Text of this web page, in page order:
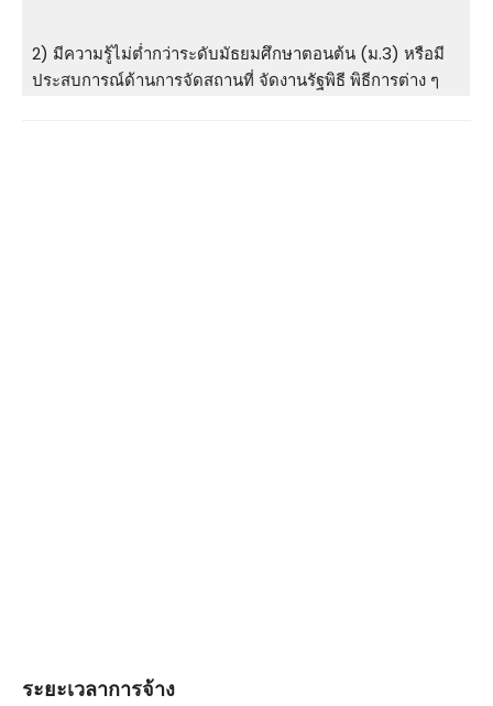
2) มีความรู้ไม่ต่ำกว่าระดับมัธยมศึกษาตอนต้น (ม.3) หรือมี
ประสบการณ์ด้านการจัดสถานที่ จัดงานรัฐพิธี พิธีการต่าง ๆ
ระยะเวลาการจ้าง